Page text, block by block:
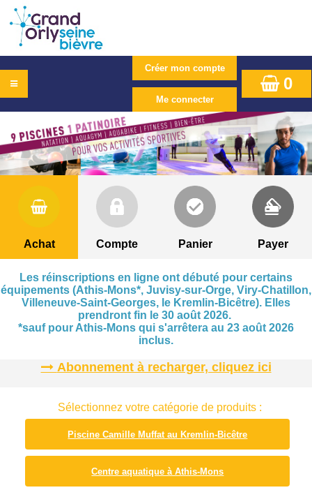
0
Achat Compte Panier Payer
Les réinscriptions en ligne ont débuté pour certains
équipements (Athis-Mons*, Juvisy-sur-Orge, Viry-Chatillon,
Villeneuve-Saint-Georges, le Kremlin-Bicêtre). Elles
prendront fin le 30 août 2026.
*sauf pour Athis-Mons qui s'arrêtera au 23 août 2026
inclus.
Abonnement à recharger, cliquez ici
Sélectionnez votre catégorie de produits :
Piscine Camille Muffat au Kremlin-Bicêtre
Centre aquatique à Athis-Mons